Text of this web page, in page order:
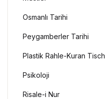
Osmanlı Tarihi
Peygamberler Tarihi
Plastik Rahle-Kuran Tisch
Psikoloji
Risale-i Nur